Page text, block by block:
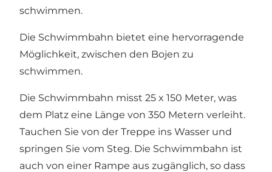
schwimmen.
Die Schwimmbahn bietet eine hervorragende
Möglichkeit, zwischen den Bojen zu
schwimmen.
Die Schwimmbahn misst 25 x 150 Meter, was
dem Platz eine Länge von 350 Metern verleiht.
Tauchen Sie von der Treppe ins Wasser und
springen Sie vom Steg. Die Schwimmbahn ist
auch von einer Rampe aus zugänglich, so dass